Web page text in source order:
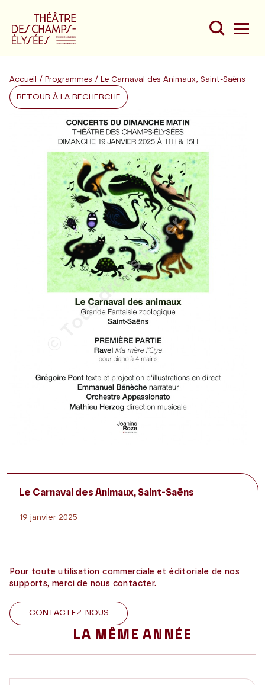
Accueil / Programmes / Le Carnaval des Animaux, Saint-Saëns
RETOUR À LA RECHERCHE
Le Carnaval des Animaux, Saint-Saëns
19 janvier 2025
Pour toute utilisation commerciale et éditoriale de nos
supports, merci de nous contacter.
CONTACTEZ-NOUS
LA MÊME ANNÉE